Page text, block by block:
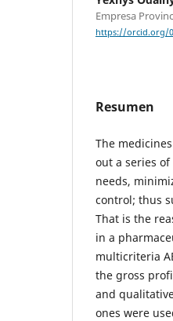
Empresa
https://orcid.org/
Resumen
The
out a series
needs,
control; thus
That is the
in a
multicriteria
the gross
and
ones were